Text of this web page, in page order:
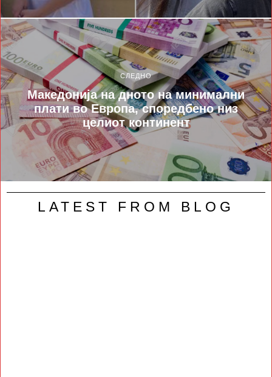
СЛЕДНО
Македонија на дното на минимални
плати во Европа, споредбено низ
целиот континент
LATEST FROM BLOG